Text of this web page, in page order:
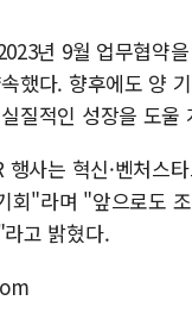
년 9월 업무협약
했다. 향후에도 양
질적인 성장을 도울
사는 혁신·벤처스
회"라며 "앞으로도
고 밝혔다.